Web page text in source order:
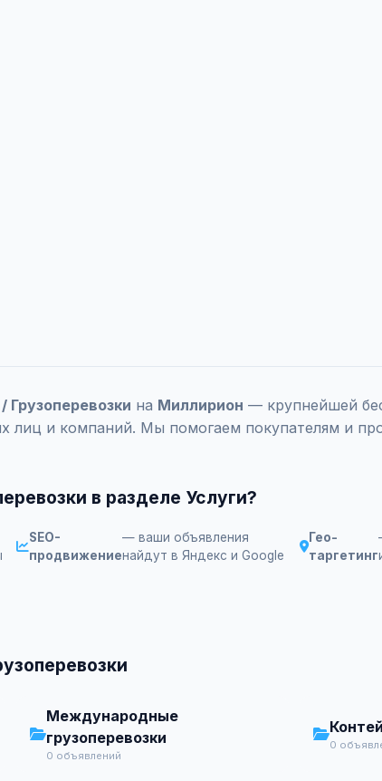
Грузоперевозки на Миллирион — крупнейшей
лиц и компаний. Мы помогаем покупателям и
в разделе Услуги?
SEO-
продвижение
— ваши объявления
найдут в Яндекс и Google
Гео-
таргетинг
Международные
грузоперевозки
0 объявлений
0